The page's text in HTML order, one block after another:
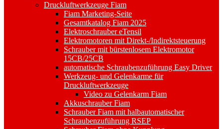
Druckluftwerkzeuge Fiam
Fiam Marketing-Seite
Gesamtkatalog Fiam 2025
Elektroschrauber eTensil
Elektromotoren mit Direkt-/Indirektsteuerung
Schrauber mit bürstenlosem Elektromotor
15CB/25CB
automatische Schraubenzuführung Easy Driver
Werkzeug- und Gelenkarme für
Druckluftwerkzeuge
Video zu Gelenkarm Fiam
Akkuschrauber Fiam
Schrauber Fiam mit halbautomatischer
Schraubenzuführung RSEP